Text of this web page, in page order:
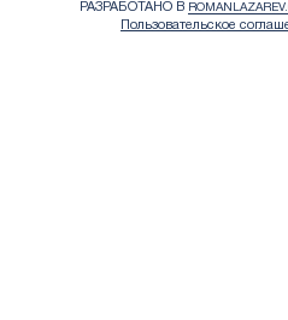
РАЗРАБОТАНО В
Пользовательское